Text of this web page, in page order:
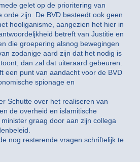
gelet op de prioritering van
orde zijn. De BVD besteedt ook geen
hooliganisme, aangezien het hier in
betreft van Justitie en
die groepering alsnog bewegingen
zodanige aard zijn dat het nodig is
dan zal dat uiteraard gebeuren.
een punt van aandacht voor de BVD
spionage en
Schutte over het realiseren van
de overheid en islamitische
graag door aan zijn collega
nog resterende vragen schriftelijk te